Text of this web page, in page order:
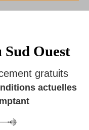
Ouest
gratuits
actuelles